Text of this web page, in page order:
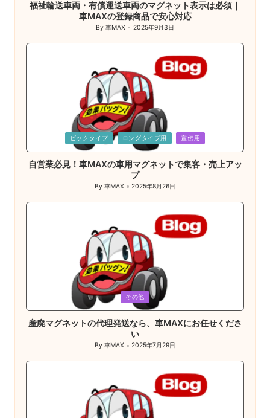
福祉輸送車両・有償運送車両のマグネット表示は必須｜
車MAXの登録商品で安心対応
Posted
By車MAX 2025年9月3日
in
ビックタイプ ロングタイプ用 宣伝用
自営業必見！車MAXの車用マグネットで集客・売上アッ
プ
Posted
By 車MAX 2025年8月26日
in
その他
産廃マグネットの代理発送なら、車MAXにお任せくださ
い
Posted
By 車MAX 2025年7月29日